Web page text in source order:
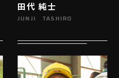
田代 純士
JUNJI TASHIRO